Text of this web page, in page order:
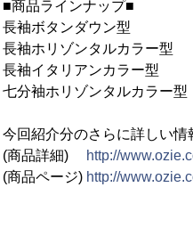
■商品ラインナップ■
長袖ボタンダウン型
長袖ホリゾンタルカラー
長袖イタリアンカラー型
七分袖ホリゾンタルカラー
今回紹介分のさらに詳しい情
(商品詳細)
http://
(商品ページ) http://